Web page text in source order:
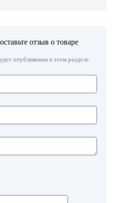
отзыв о товаре
опубликован в этом разделе.